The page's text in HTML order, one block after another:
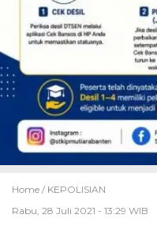
Home / KEPOLISIAN
Rabu, 28 Juli 2021 - 13:29 WIB